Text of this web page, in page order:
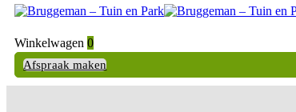
Winkelwagen 0
Afspraak maken